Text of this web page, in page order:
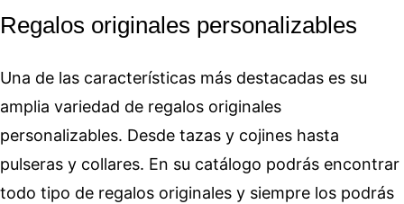
Regalos originales personalizables
Una de las características más destacadas es su
amplia variedad de regalos originales
personalizables. Desde tazas y cojines hasta
pulseras y collares. En su catálogo podrás encontrar
todo tipo de regalos originales y siempre los podrás